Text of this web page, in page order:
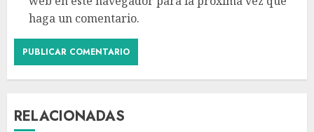
haga un comentario.
RELACIONADAS